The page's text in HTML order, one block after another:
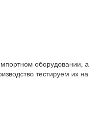
оборудовании, а
тестируем их на